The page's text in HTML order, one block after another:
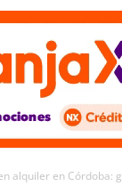
alquiler en Córdoba: